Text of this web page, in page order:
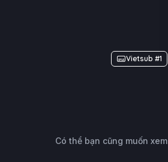
Vietsub #1
Có thể bạn cũng muốn xem